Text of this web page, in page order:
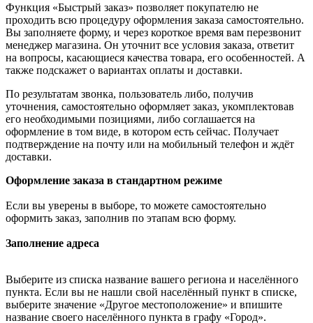
Функция «Быстрый заказ» позволяет покупателю не
проходить всю процедуру оформления заказа самостоятельно.
Вы заполняете форму, и через короткое время вам перезвонит
менеджер магазина. Он уточнит все условия заказа, ответит
на вопросы, касающиеся качества товара, его особенностей. А
также подскажет о вариантах оплаты и доставки.
По результатам звонка, пользователь либо, получив
уточнения, самостоятельно оформляет заказ, укомплектовав
его необходимыми позициями, либо соглашается на
оформление в том виде, в котором есть сейчас. Получает
подтверждение на почту или на мобильный телефон и ждёт
доставки.
Оформление заказа в стандартном режиме
Если вы уверены в выборе, то можете самостоятельно
оформить заказ, заполнив по этапам всю форму.
Заполнение адреса
Выберите из списка название вашего региона и населённого
пункта. Если вы не нашли свой населённый пункт в списке,
выберите значение «Другое местоположение» и впишите
название своего населённого пункта в графу «Город».